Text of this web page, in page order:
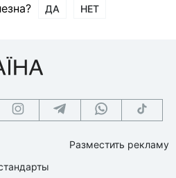
ДА НЕТ
Разместить рекламу